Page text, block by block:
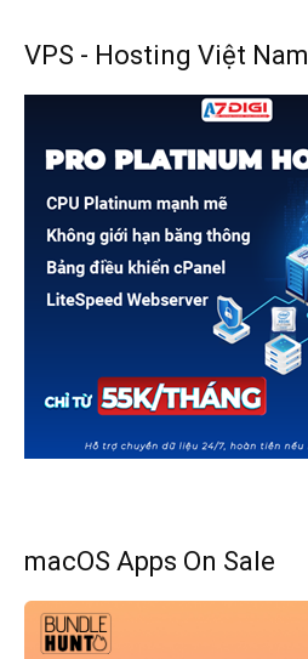
VPS - Hosting Việt Nam
macOS Apps On Sale